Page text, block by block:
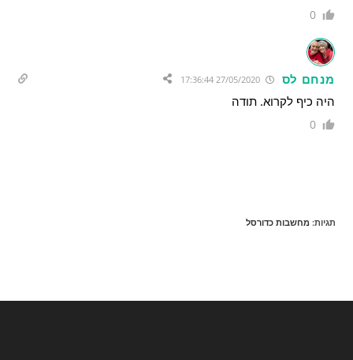
0
מנחם לס 27/05/2020 17:36:44
היה כיף לקרוא. תודה
0
תגיות: מחשבות כדורסל